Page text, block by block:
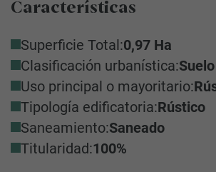
Características
Superficie Total:0,97 Ha
Clasificación urbanística:
Uso principal o mayoritario:
Tipología edificatoria:Rústico
Saneamiento:Saneado
Titularidad:100%